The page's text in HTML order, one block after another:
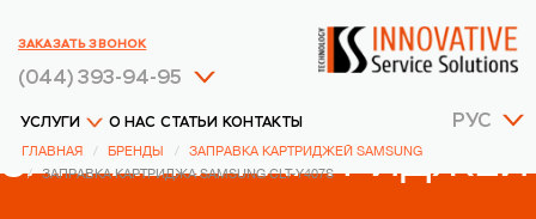
РУС
УСЛУГИ О НАС СТАТЬИ КОНТАКТЫ
(044) 393-94-95
ЗАКАЗАТЬ ЗВОНОК
ГЛАВНАЯ БРЕНДЫ
ЗАПРАВКА КАРТРИДЖЕЙ SAMSUNG
ЗАПРАВКА КАРТРИДЖА SAMSUNG CLT-Y407S
ЗАПРАВКА КАРТРИДЖЕЙ